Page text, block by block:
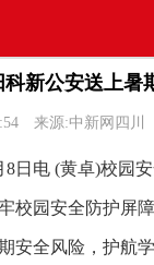
新公安送上暑
来源:中新网四川
电 (黄卓)校园安
校园安全防护屏
安全风险，护航